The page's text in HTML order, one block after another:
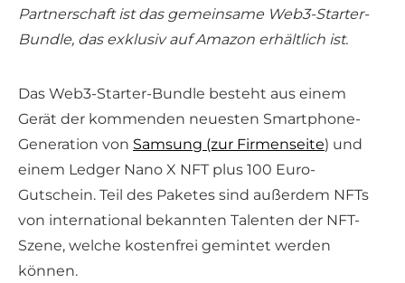
Partnerschaft ist das gemeinsame Web3-Starter-
Bundle, das exklusiv auf Amazon erhältlich ist.
Das Web3-Starter-Bundle besteht aus einem
Gerät der kommenden neuesten Smartphone-
Generation von Samsung (zur Firmenseite) und
einem Ledger Nano X NFT plus 100 Euro-
Gutschein. Teil des Paketes sind außerdem NFTs
von international bekannten Talenten der NFT-
Szene, welche kostenfrei gemintet werden
können.